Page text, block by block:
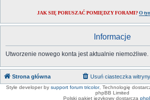
JAK SIĘ PORUSZAĆ POMIĘDZY FORAMI? O
Informacje
Utworzenie nowego konta jest aktualnie niemożliwe.
Strona główna Usuń ciasteczka witryny
Style developer by support forum tricolor, Technologię
phpBB Limited
Polski pakiet językowy dostarcza